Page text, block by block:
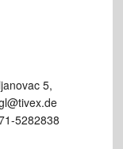
5,
5282838